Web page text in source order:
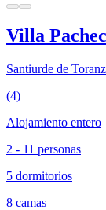
Villa
Santiurde de
(4)
Alojamiento entero
2 - 11 personas
5 dormitorios
8 camas